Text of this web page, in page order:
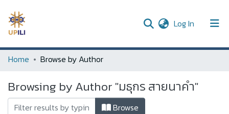
Log In (current)
UPDC
All of DSpace
Home Browse by Author
Browsing by Author "มธุกร สายนาคำ"
Browse